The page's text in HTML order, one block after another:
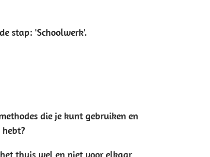
stap: 'Schoolwerk'.
die je kunt gebruiken en
thuis wel en niet voor elkaar